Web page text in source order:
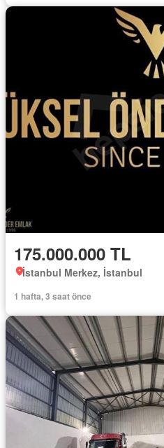
175.000.000 TL
İstanbul Merkez, İstanbul
1 hafta, 3 saat önce